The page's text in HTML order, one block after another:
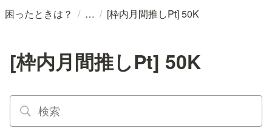
困ったときは？ / / [枠内月間推しPt] 50K
[枠内月間推しPt] 50K